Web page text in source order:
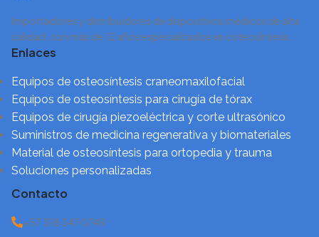
Importadores y distribuidores de dispositivos médicos de alta
calidad, con más de 12 años especializados en osteosíntesis.
Enlaces
Equipos de osteosíntesis craneomaxilofacial
Equipos de osteosíntesis para cirugía de tórax
Equipos de cirugía piezoeléctrica y corte ultrasónico
Suministros de medicina regenerativa y biomateriales
Material de osteosíntesis para ortopedia y trauma
Soluciones personalizadas
Contacto
+57 318 347 0749